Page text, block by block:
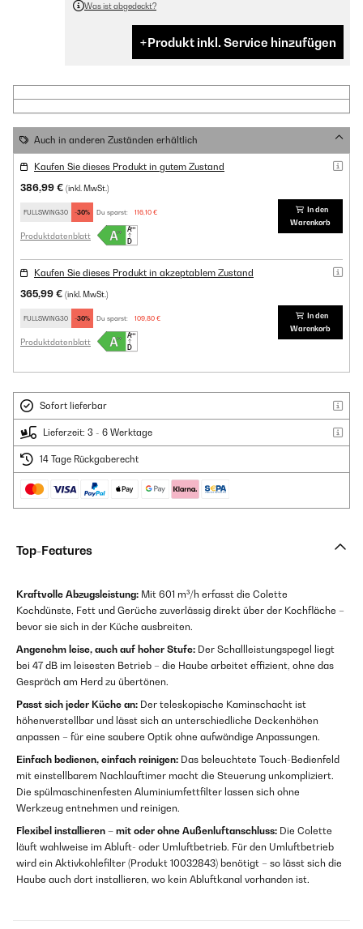
Was ist abgedeckt?
Produkt inkl. Service hinzufügen
Auch in anderen Zuständen erhältlich
Kaufen Sie dieses Produkt in gutem Zustand
386,99 € (inkl. MwSt.)
FULLSWING30 -30% Du sparst: 116,10 €
Produktdatenblatt
In den
Warenkorb
Kaufen Sie dieses Produkt in akzeptablem Zustand
365,99 € (inkl. MwSt.)
FULLSWING30 -30% Du sparst: 109,80 €
Produktdatenblatt
In den
Warenkorb
Sofort lieferbar
Lieferzeit: 3 - 6 Werktage
14 Tage Rückgaberecht
Top-Features
Kraftvolle Abzugsleistung: Mit 601 m³/h erfasst die Colette
Kochdünste, Fett und Gerüche zuverlässig direkt über der Kochfläche –
bevor sie sich in der Küche ausbreiten.
Angenehm leise, auch auf hoher Stufe: Der Schallleistungspegel liegt
bei 47 dB im leisesten Betrieb – die Haube arbeitet effizient, ohne das
Gespräch am Herd zu übertönen.
Passt sich jeder Küche an: Der teleskopische Kaminschacht ist
höhenverstellbar und lässt sich an unterschiedliche Deckenhöhen
anpassen – für eine saubere Optik ohne aufwändige Anpassungen.
Einfach bedienen, einfach reinigen: Das beleuchtete Touch-Bedienfeld
mit einstellbarem Nachlauftimer macht die Steuerung unkompliziert.
Die spülmaschinenfesten Aluminiumfettfilter lassen sich ohne
Werkzeug entnehmen und reinigen.
Flexibel installieren – mit oder ohne Außenluftanschluss: Die Colette
läuft wahlweise im Abluft- oder Umluftbetrieb. Für den Umluftbetrieb
wird ein Aktivkohlefilter (Produkt 10032843) benötigt – so lässt sich die
Haube auch dort installieren, wo kein Abluftkanal vorhanden ist.